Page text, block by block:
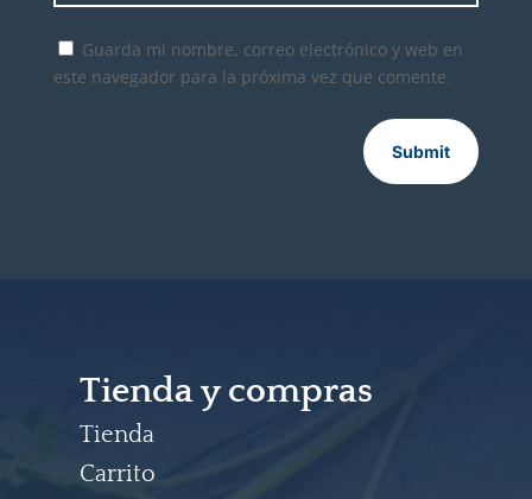
Guarda mi nombre, correo electrónico y web en
este navegador para la próxima vez que comente.
Submit
Tienda y compras
Tienda
Carrito